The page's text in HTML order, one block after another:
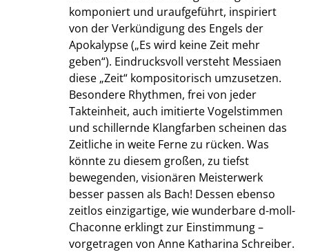
komponiert und uraufgeführt, inspiriert
von der Verkündigung des Engels der
Apokalypse („Es wird keine Zeit mehr
geben“). Eindrucksvoll versteht Messiaen
diese „Zeit“ kompositorisch umzusetzen.
Besondere Rhythmen, frei von jeder
Takteinheit, auch imitierte Vogelstimmen
und schillernde Klangfarben scheinen das
Zeitliche in weite Ferne zu rücken. Was
könnte zu diesem großen, zu tiefst
bewegenden, visionären Meisterwerk
besser passen als Bach! Dessen ebenso
zeitlos einzigartige, wie wunderbare d-moll-
Chaconne erklingt zur Einstimmung –
vorgetragen von Anne Katharina Schreiber.